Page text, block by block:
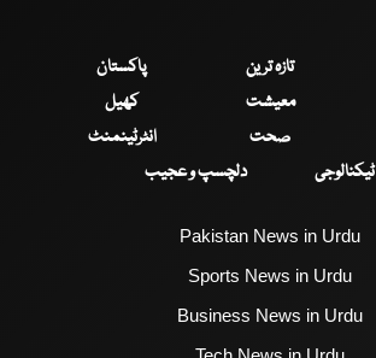
تازہ ترین
پاکستان
معیشت
کھیل
صحت
انٹرٹینمنٹ
ٹیکنالوجی
دلچسپ و عجیب
Pakistan News in Urdu
Sports News in Urdu
Business News in Urdu